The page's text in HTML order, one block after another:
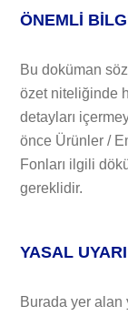
ÖNEMLİ
Bu doküman söz
özet niteliğinde
detayları
önce Ürünler /
Fonları ilgili
gereklidir.
YASAL UYARI
Burada yer alan